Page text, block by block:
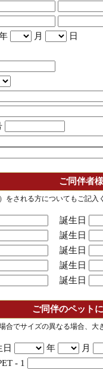
月
日
ご同伴者様
される方についてもご記入
誕生日
誕生日
誕生日
誕生日
誕生日
ご同伴のペット
合でサイズの異なる場合、大
年 月
- 1